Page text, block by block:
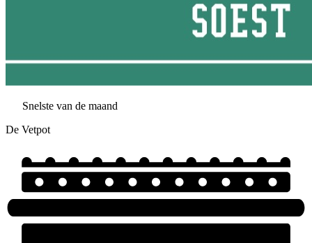
Snelste van de maand
De Vetpot